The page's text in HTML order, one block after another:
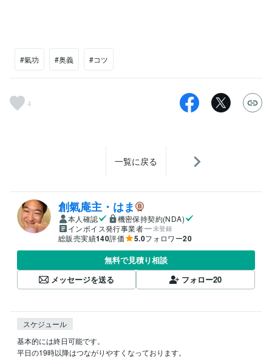
#氣功 #奥義 #コツ
4
一覧に戻る
創氣庵主・はま
本人確認
機密保持契約(NDA)
インボイス発行事業者
未登録
総販売実績140評価 5.0フォロワー20
無料で見積り相談
メッセージを送る
フォロー20
スケジュール
基本的には終日可能です。
平日の19時以降はつながりやすくなっております。